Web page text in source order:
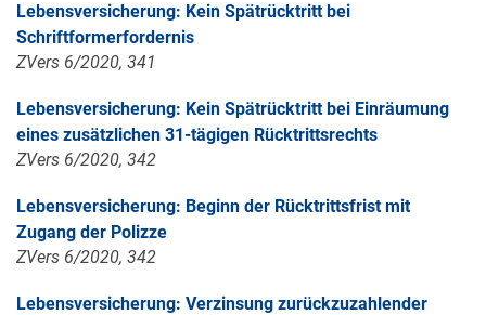
Lebensversicherung: Kein Spätrücktritt bei
Schriftformerfordernis
ZVers 6/2020, 341
Lebensversicherung: Kein Spätrücktritt bei Einräumung
eines zusätzlichen 31-tägigen Rücktrittsrechts
ZVers 6/2020, 342
Lebensversicherung: Beginn der Rücktrittsfrist mit
Zugang der Polizze
ZVers 6/2020, 342
Lebensversicherung: Verzinsung zurückzuzahlender